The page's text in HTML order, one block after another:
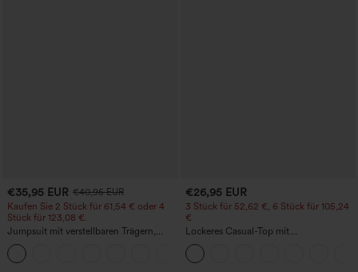
€35,95 EUR €40,95 EUR
Kaufen Sie 2 Stück für 61,54 € oder 4
Stück für 123,08 €.
Jumpsuit mit verstellbaren Trägern,
gerafftem Detail, weitem Bein und
meliertem Stoff, lässig, mit Taschen -
Easy Peezy
€26,95 EUR
3 Stück für 52,62 €, 6 Stück für 105,24
€
Lockeres Casual-Top mit
Rundhalsausschnitt und
Fledermausärmeln